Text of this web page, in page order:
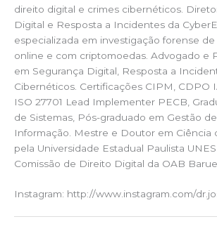
direito digital e crimes cibernéticos.
Digital e Resposta a Incidentes da
especializada em investigação forense
online e com criptomoedas. Advogado e
em Segurança Digital, Resposta a
Cibernéticos. Certificações CIPM, CDPO
ISO 27701 Lead Implementer PECB,
de Sistemas, Pós-graduado em Gestão
Informação. Mestre e Doutor em Ciência
pela Universidade Estadual Paulista
Comissão de Direito Digital da OAB
Instagram: http://www.instagram.com/